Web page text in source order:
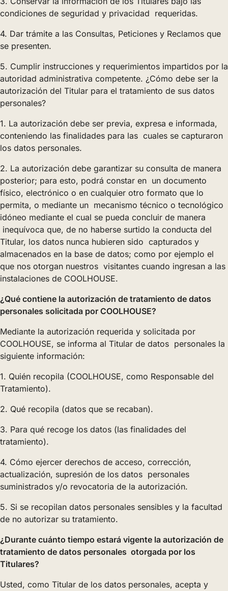
condiciones de seguridad y privacidad requeridas.
4. Dar trámite a las Consultas, Peticiones y Reclamos que
se presenten.
5. Cumplir instrucciones y requerimientos impartidos por la
autoridad administrativa competente. ¿Cómo debe ser la
autorización del Titular para el tratamiento de sus datos
personales?
1. La autorización debe ser previa, expresa e informada,
conteniendo las finalidades para las cuales se capturaron
los datos personales.
2. La autorización debe garantizar su consulta de manera
posterior; para esto, podrá constar en un documento
físico, electrónico o en cualquier otro formato que lo
permita, o mediante un mecanismo técnico o tecnológico
idóneo mediante el cual se pueda concluir de manera
inequívoca que, de no haberse surtido la conducta del
Titular, los datos nunca hubieren sido capturados y
almacenados en la base de datos; como por ejemplo el
que nos otorgan nuestros visitantes cuando ingresan a las
instalaciones de COOLHOUSE.
¿Qué contiene la autorización de tratamiento de datos
personales solicitada por COOLHOUSE?
Mediante la autorización requerida y solicitada por
COOLHOUSE, se informa al Titular de datos personales la
siguiente información:
1. Quién recopila (COOLHOUSE, como Responsable del
Tratamiento).
2. Qué recopila (datos que se recaban).
3. Para qué recoge los datos (las finalidades del
tratamiento).
4. Cómo ejercer derechos de acceso, corrección,
actualización, supresión de los datos personales
suministrados y/o revocatoria de la autorización.
5. Si se recopilan datos personales sensibles y la facultad
de no autorizar su tratamiento.
¿Durante cuánto tiempo estará vigente la autorización de
tratamiento de datos personales otorgada por los
Titulares?
Usted, como Titular de los datos personales, acepta y